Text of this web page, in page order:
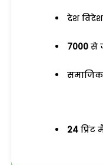
देश
7000 से
24 प्रिंट